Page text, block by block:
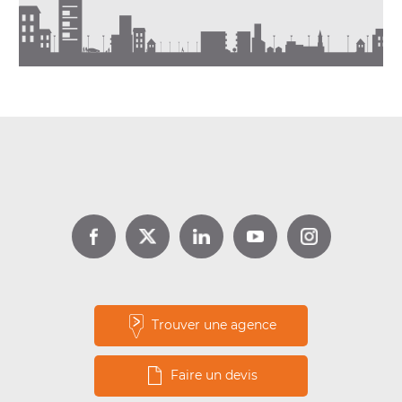
Trouver une agence
Faire un devis